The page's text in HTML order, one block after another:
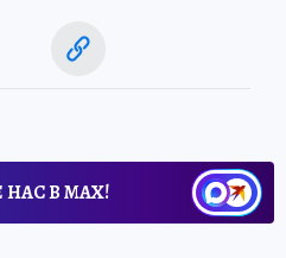
НАС В МАХ!